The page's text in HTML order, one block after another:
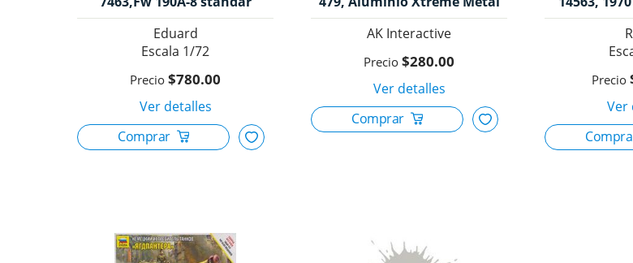
wings, 1/72, Eduard.
Eduard
1/72
$780.00
30ml, Ak Interactive.
AK Interactive
$280.00
1/